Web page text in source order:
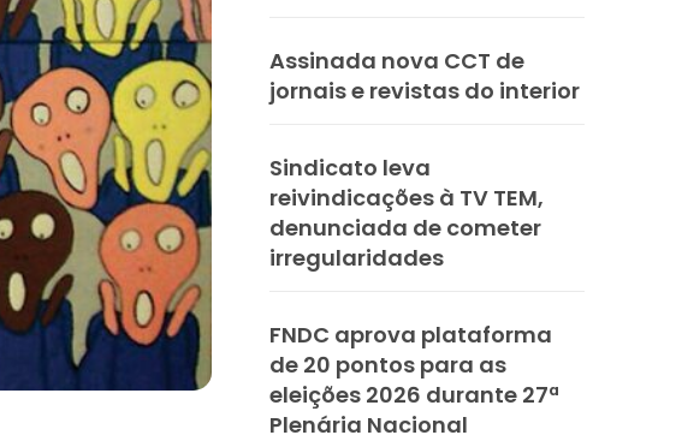
Assinada nova CCT de
jornais e revistas do interior
Sindicato leva
reivindicações à TV TEM,
denunciada de cometer
irregularidades
FNDC aprova plataforma
de 20 pontos para as
eleições 2026 durante 27ª
Plenária Nacional